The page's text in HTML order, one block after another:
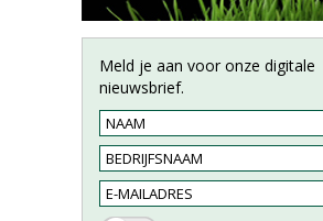
Meld je aan voor onze digitale
nieuwsbrief.